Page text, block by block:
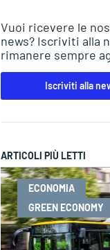
Vuoi ricevere le
news? Iscriviti alla
rimanere sempre
Iscriviti alla
ARTICOLI PIÙ LETTI
ECONOMIA
GREEN ECONOMY